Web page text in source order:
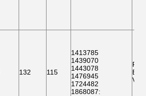
132 115
1413785
1439070
1443078
1476945
1724482
1868087:
F